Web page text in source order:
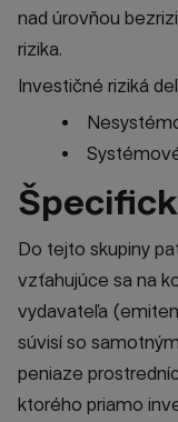
nad úrovňou
rizika.
Investičné riziká
Do tejto skupiny
vzťahujúce sa na
vydavateľa
súvisí so
peniaze
ktorého priamo